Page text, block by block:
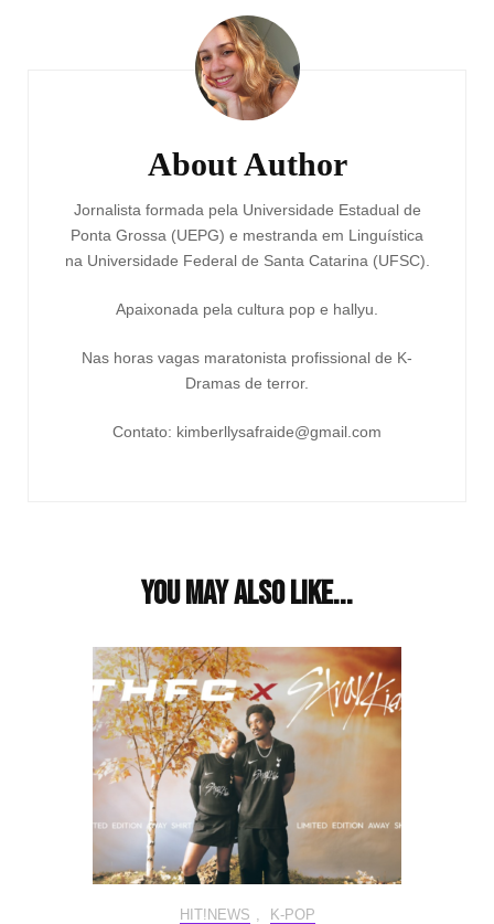
About Author
Jornalista formada pela Universidade Estadual de
Ponta Grossa (UEPG) e mestranda em Linguística
na Universidade Federal de Santa Catarina (UFSC).
Apaixonada pela cultura pop e hallyu.
Nas horas vagas maratonista profissional de K-
Dramas de terror.
Contato: kimberllysafraide@gmail.com
You may also like...
HIT!NEWS , K-POP